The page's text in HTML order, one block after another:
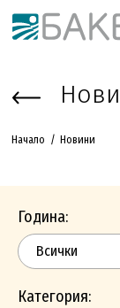
Към основното
Начало Новини
Година:
Категория: